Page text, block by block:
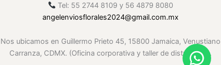
Tel: 55 2744 8109 y 56 4879 8080
angelenviosflorales2024@gmail.com.mx
Nos ubicamos en Guillermo Prieto 45, 15800 Jamaica, Venustiano
Carranza, CDMX. (Oficina corporativa y taller de distribución.